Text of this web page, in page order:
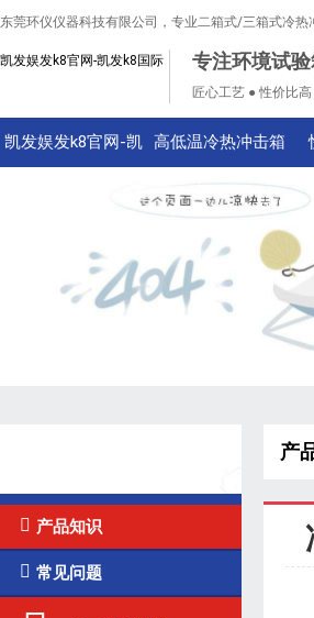
东莞环仪仪器科技有限公司，专业二箱式/三箱式冷
凯发娱发k8官网-凯发k8国际 专注环境试
匠心工艺 ● 性价比
凯发娱发k8官网-凯 高低温冷热冲击箱
 产品知识
 常见问题
产